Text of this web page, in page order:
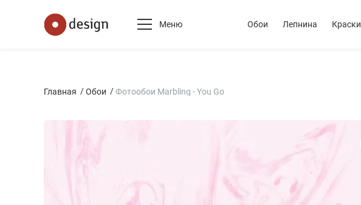
Меню Обои Лепнина Краски
Главная Обои Фотообои Marbling - You Go